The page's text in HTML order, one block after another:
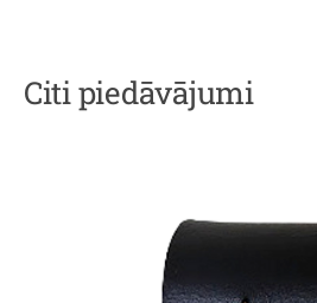
Citi piedāvājumi